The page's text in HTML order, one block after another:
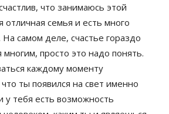
что занимаюсь этой
отличная семья и есть много
самом деле, счастье гораздо
просто это надо понять.
каждому моменту
ты появился на свет именно
у тебя есть возможность